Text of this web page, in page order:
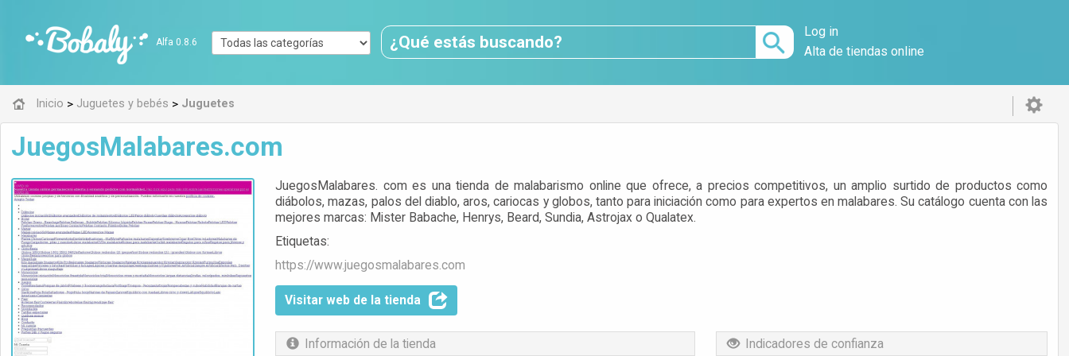
Alfa 0.8.6
Log in
Alta de tiendas online
Inicio > Juguetes y bebés > Juguetes
JuegosMalabares.com
JuegosMalabares. com es una tienda de malabarismo online que ofrece, a precios competitivos, un amplio surtido de productos como
diábolos, mazas, palos del diablo, aros, cariocas y globos, tanto para iniciación como para expertos en malabares. Su catálogo cuenta con las
mejores marcas: Mister Babache, Henrys, Beard, Sundia, Astrojax o Qualatex.
Etiquetas:
https://www.juegosmalabares.com
Visitar web de la tienda
Indicadores de confianza
Información de la tienda